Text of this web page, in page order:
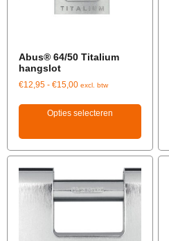
Abus® 64/50 Titalium
hangslot
€12,95 - €15,00 excl. btw
Opties selecteren